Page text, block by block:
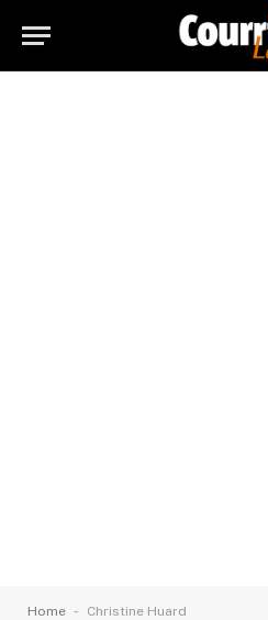
Home - Christine Huard